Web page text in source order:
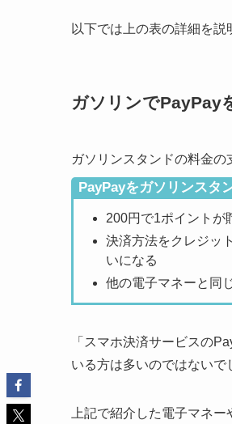
以下では上の表の詳細を説
ガソリンでPayPay
ガソリンスタンドの料金の
PayPayをガソリンスタ
200円で1ポイントが
決済方法をクレジッ
いになる
他の電子マネーと同
「スマホ決済サービスの
いる方は多いのではないで
上記で紹介した電子マネ